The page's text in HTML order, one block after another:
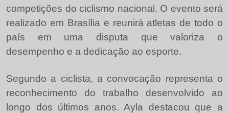
competições do ciclismo nacional. O evento será
realizado em Brasília e reunirá atletas de todo o
país em uma disputa que valoriza o
desempenho e a dedicação ao esporte.
Segundo a ciclista, a convocação representa o
reconhecimento do trabalho desenvolvido ao
longo dos últimos anos. Ayla destacou que a